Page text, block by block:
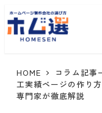
メ
イ
HOME コラム記事
工実績ページの作り
専門家が徹底解説